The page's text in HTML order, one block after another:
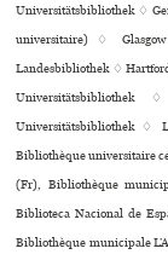
Universitätsbibliothek ♢
uni­ver­si­taire) ♢
Landesbibliothek ♢
Universitätsbibliothek ♢
Bibliothèque universitaire
(Fr), Bibliothèque
Biblioteca Nacional de
Bibliothèque muni­ci­pale